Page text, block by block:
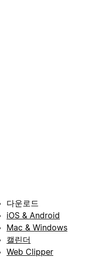
다운로드
iOS & Android
Mac & Windows
캘린더
Web Clipper